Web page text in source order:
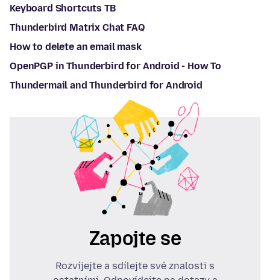
Keyboard Shortcuts TB
Thunderbird Matrix Chat FAQ
How to delete an email mask
OpenPGP in Thunderbird for Android - How To
Thundermail and Thunderbird for Android
Zapojte se
Rozvíjejte a sdílejte své znalosti s